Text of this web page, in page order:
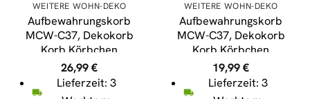
WEITERE WOHN-DEKO
Aufbewahrungskorb
MCW-C37, Dekokorb
Korb Körbchen
Aufbewahrung
Regalkorb Deko
12x28x20cm ~ weiß
26,99€
Lieferzeit: 3
WEITERE WOHN-DEKO
Aufbewahrungskorb
MCW-C37, Dekokorb
Korb Körbchen
Aufbewahrung
Regalkorb Deko
12x19x19cm ~ weiß
19,99€
Lieferzeit: 3